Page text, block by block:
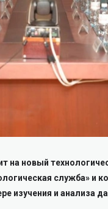
на новый
служба» и
изучения и анализа